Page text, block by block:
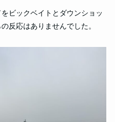
ビックベイトとダウンショッ
反応はありませんでした。